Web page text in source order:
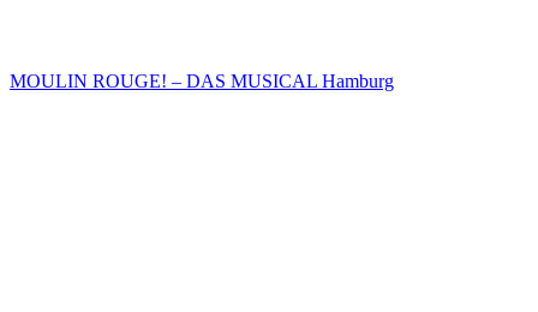
MOULIN ROUGE! – DAS MUSICAL Hamburg